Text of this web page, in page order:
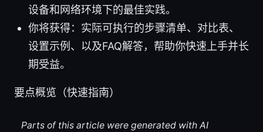
设备和网络环境下的最佳实践。
你将获得：实际可执行的步骤清单、对比表、
设置示例、以及FAQ解答，帮助你快速上手并长
期受益。
要点概览（快速指南）
Parts of this article were generated with AI